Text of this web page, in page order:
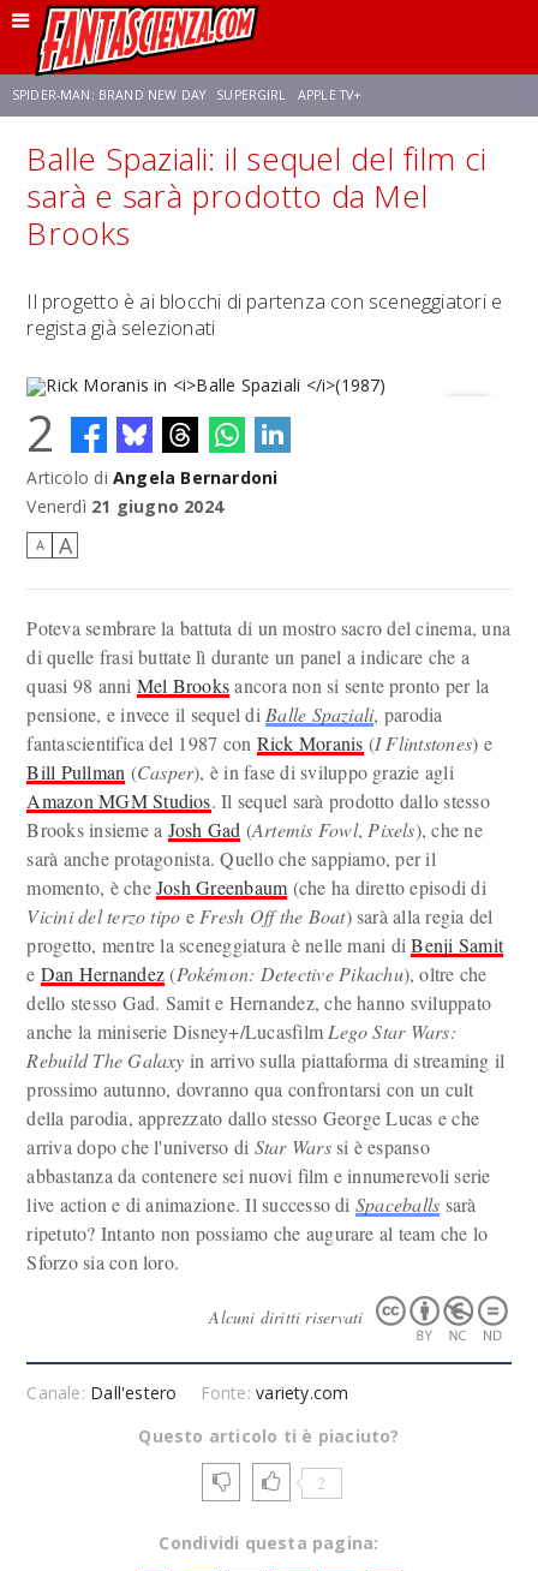
SPIDER-MAN: BRAND NEW DAY SUPERGIRL APPLE TV+
FRANCO RICCIARDIELLO ZENDAYA STAR TREK AVENGERS: DOOMSDAY
Balle Spaziali: il sequel del film ci
sarà e sarà prodotto da Mel
Brooks
Il progetto è ai blocchi di partenza con sceneggiatori e
regista già selezionati
Rick Moranis in
2
Articolo di Angela Bernardoni
Venerdì 21 giugno 2024
A A
Poteva sembrare la battuta di un mostro sacro del cinema, una
di quelle frasi buttate lì durante un panel a indicare che a
quasi 98 anni Mel Brooksancora non si sente pronto per la
pensione, e invece il sequel di Balle Spaziali, parodia
fantascientifica del 1987 con Rick Moranis (I Flintstones) e
Bill Pullman (Casper), è in fase di sviluppo grazie agli
Amazon MGM Studios. Il sequel sarà prodotto dallo stesso
Brooks insieme a Josh Gad (Artemis Fowl, Pixels), che ne
sarà anche protagonista. Quello che sappiamo, per il
momento, è cheJosh Greenbaum (che ha diretto episodi di
Vicini del terzo tipo e Fresh Off the Boat) sarà alla regia del
progetto, mentre la sceneggiatura è nelle mani diBenji Samit
e Dan Hernandez(Pokémon: Detective Pikachu), oltre che
dello stesso Gad. Samit e Hernandez, che hanno sviluppato
anche la miniserie Disney+/Lucasfilm Lego Star Wars:
Rebuild The Galaxy in arrivo sulla piattaforma di streaming il
prossimo autunno, dovranno qua confrontarsi con un cult
della parodia, apprezzato dallo stesso George Lucas e che
arriva dopo che l'universo di Star Warssi è espanso
abbastanza da contenere sei nuovi film e innumerevoli serie
live action e di animazione. Il successo di Spaceballs sarà
ripetuto? Intanto non possiamo che augurare al team che lo
Sforzo sia con loro.
Alcuni diritti riservati
Canale: Dall'estero Fonte:variety.com
Questo articolo ti è piaciuto?
2
Condividi questa pagina: